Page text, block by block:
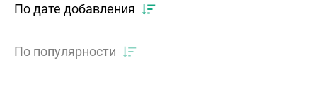
По дате добавления
По популярности